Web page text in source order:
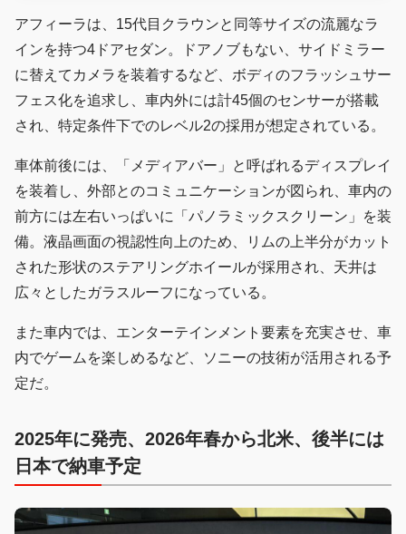
アフィーラは、15代目クラウンと同等サイズの流麗なラ
インを持つ4ドアセダン。ドアノブもない、サイドミラー
に替えてカメラを装着するなど、ボディのフラッシュサー
フェス化を追求し、車内外には計45個のセンサーが搭載
され、特定条件下でのレベル2の採用が想定されている。
車体前後には、「メディアバー」と呼ばれるディスプレイ
を装着し、外部とのコミュニケーションが図られ、車内の
前方には左右いっぱいに「パノラミックスクリーン」を装
備。液晶画面の視認性向上のため、リムの上半分がカット
された形状のステアリングホイールが採用され、天井は
広々としたガラスルーフになっている。
また車内では、エンターテインメント要素を充実させ、車
内でゲームを楽しめるなど、ソニーの技術が活用される予
定だ。
2025年に発売、2026年春から北米、後半には
日本で納車予定